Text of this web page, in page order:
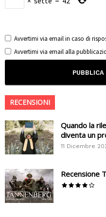
Avvertimi via email in caso di
Avvertimi via email alla
RECENSIONI
Quando la
diventa un
11 Dicembre
Recensione